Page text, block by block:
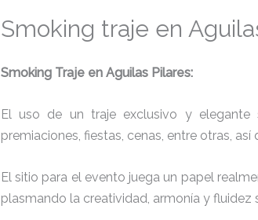
Smoking traje en
Smoking Traje en Aguilas Pilares:
El uso de un traje exclusivo y elegante
premiaciones, fiestas, cenas, entre otras,
El sitio para el evento juega un papel
plasmando la creatividad, armonía y fluidez